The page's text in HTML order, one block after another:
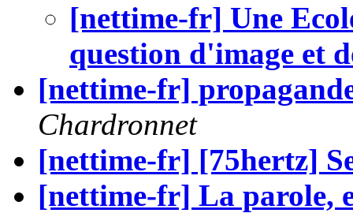
[nettime-fr] Une
question d'image et
[nettime-fr]
Chardronnet
[nettime-fr] [75hertz]
[nettime-fr] La parole,